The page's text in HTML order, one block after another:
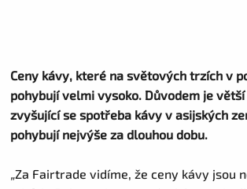
Ceny kávy, které na světových trzích v
pohybují velmi vysoko. Důvodem je
zvyšující se spotřeba kávy v asijských
pohybují nejvýše za dlouhou dobu.
„Za Fairtrade vidíme, že ceny kávy jsou